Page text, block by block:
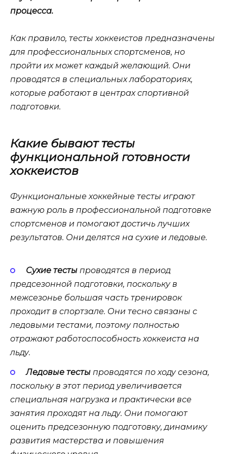
процесса.
Как правило, тесты хоккеистов предназначены
для профессиональных спортсменов, но
пройти их может каждый желающий. Они
проводятся в специальных лабораториях,
которые работают в центрах спортивной
подготовки.
Какие бывают тесты
функциональной готовности
хоккеистов
Функциональные хоккейные тесты играют
важную роль в профессиональной подготовке
спортсменов и помогают достичь лучших
результатов. Они делятся на сухие и ледовые.
Сухие тестыпроводятся в период
предсезонной подготовки, поскольку в
межсезонье большая часть тренировок
проходит в спортзале. Они тесно связаны с
ледовыми тестами, поэтому полностью
отражают работоспособность хоккеиста на
льду.
Ледовые тестыпроводятся по ходу сезона,
поскольку в этот период увеличивается
специальная нагрузка и практически все
занятия проходят на льду. Они помогают
оценить предсезонную подготовку, динамику
развития мастерства и повышения